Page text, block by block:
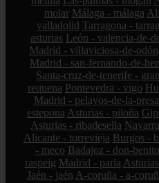
molar Málaga - málaga
valladolid Tarragona -
asturias León - valencia-de-
Madrid - villaviciosa-de-odón
Madrid - san-fernando-de-
Santa-cruz-de-tenerife -
requena Pontevedra - vigo
Madrid - pelayos-de-la-presa
estepona Asturias - piloña
Asturias - ribadesella
Alicante - torrevieja Burgos -
- meco Badajoz - don-benito
raspeig Madrid - parla
Jaén - jaén A-coruña - a-